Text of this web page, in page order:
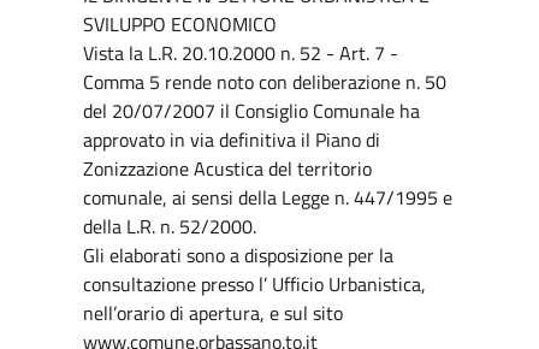
SVILUPPO ECONOMICO
Vista la L.R. 20.10.2000 n. 52 - Art. 7 -
Comma 5 rende noto con deliberazione n. 50
del 20/07/2007 il Consiglio Comunale ha
approvato in via definitiva il Piano di
Zonizzazione Acustica del territorio
comunale, ai sensi della Legge n. 447/1995 e
della L.R. n. 52/2000.
Gli elaborati sono a disposizione per la
consultazione presso l’ Ufficio Urbanistica,
nell’orario di apertura, e sul sito
www.comune.orbassano.to.it